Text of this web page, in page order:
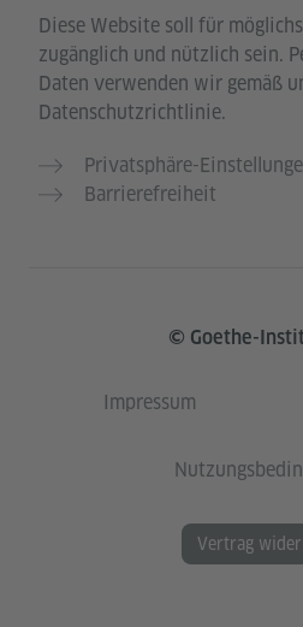
Diese Website soll für
zugänglich und nützlich sein.
Daten verwenden wir gemäß
Datenschutzrichtlinie.
Privatsphäre-
Barrierefreiheit
© Goethe-
Impressum
Vertrag